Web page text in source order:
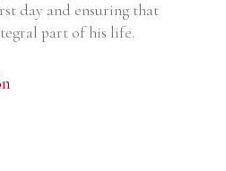
day and ensuring that
part of his life.